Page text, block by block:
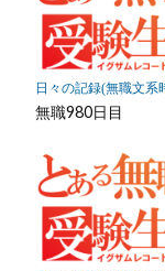
日々の記録(無職文系
無職980日目